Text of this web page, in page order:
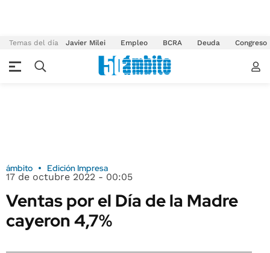
Temas del día Javier Milei Empleo BCRA Deuda Congreso
ámbito Edición Impresa
17 de octubre 2022 - 00:05
Ventas por el Día de la Madre
cayeron 4,7%